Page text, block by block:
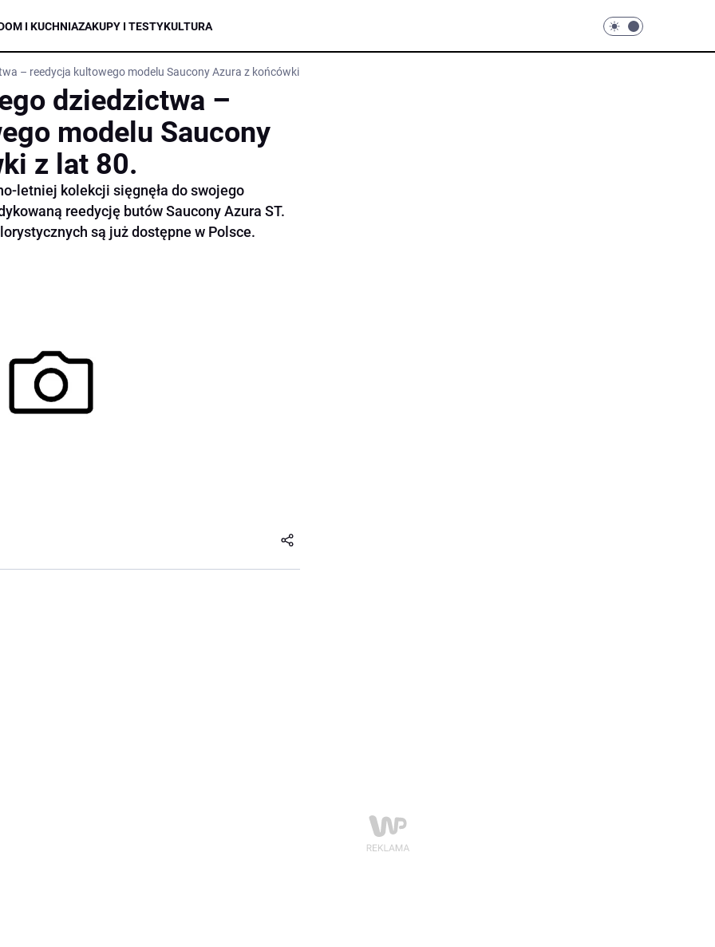
I KUCHNIAZAKUPY I TESTYKULTURA
– reedycja kultowego modelu Saucony Azura z końcówki z lat 80.
dziedzictwa –
modelu Saucony
z lat 80.
letniej kolekcji sięgnęła do swojego
reedycję butów Saucony Azura ST.
są już dostępne w Polsce.